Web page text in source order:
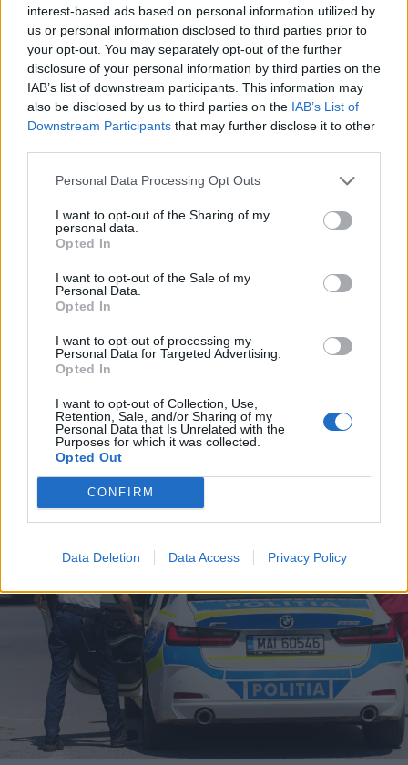
interest-based ads based on personal information utilized by
us or personal information disclosed to third parties prior to
your opt-out. You may separately opt-out of the further
disclosure of your personal information by third parties on the
IAB’s list of downstream participants. This information may
also be disclosed by us to third parties on the IAB’s List of
Downstream Participants that may further disclose it to other
Personal Data Processing Opt Outs
I want to opt-out of the Sharing of my
personal data.
Opted In
I want to opt-out of the Sale of my
Personal Data.
Opted In
I want to opt-out of processing my
Personal Data for Targeted Advertising.
Opted In
I want to opt-out of Collection, Use,
Retention, Sale, and/or Sharing of my
Personal Data that Is Unrelated with the
Purposes for which it was collected.
Opted Out
CONFIRM
Data Deletion Data Access Privacy Policy
2026. augusztus 06., csütörtök
Nyírfásban bukkantak rá egy
kannabiszültetvényre
Háromszéken